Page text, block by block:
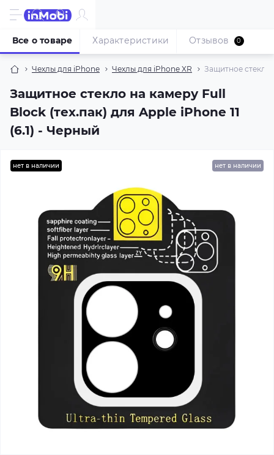
Чехлы для iPhone Чехлы для iPhone XR Защитное стекло
Защитное стекло на камеру Full
Block (тех.пак) для Apple iPhone 11
(6.1) - Черный
Все о товаре Характеристики Отзывов 0
нет в наличии нет в наличии